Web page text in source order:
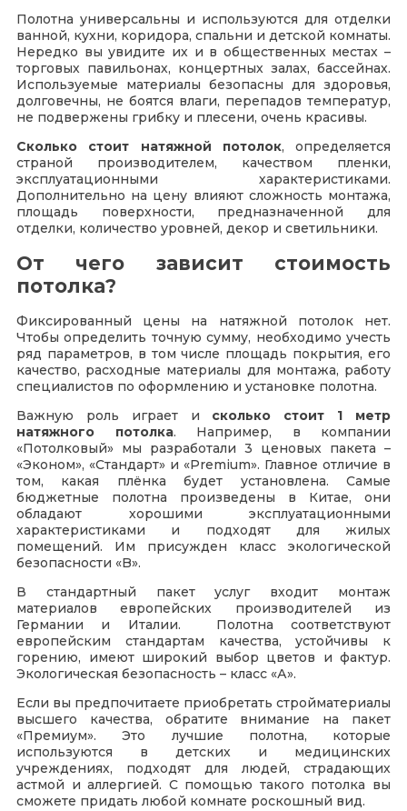
Полотна универсальны и используются для отделки
ванной, кухни, коридора, спальни и детской комнаты.
Нередко вы увидите их и в общественных местах –
торговых павильонах, концертных залах, бассейнах.
Используемые материалы безопасны для здоровья,
долговечны, не боятся влаги, перепадов температур,
не подвержены грибку и плесени, очень красивы.
Сколько стоит натяжной потолок, определяется
страной производителем, качеством пленки,
эксплуатационными характеристиками.
Дополнительно на цену влияют сложность монтажа,
площадь поверхности, предназначенной для
отделки, количество уровней, декор и светильники.
От чего зависит стоимость
потолка?
Фиксированный цены на натяжной потолок нет.
Чтобы определить точную сумму, необходимо учесть
ряд параметров, в том числе площадь покрытия, его
качество, расходные материалы для монтажа, работу
специалистов по оформлению и установке полотна.
Важную роль играет и сколько стоит 1 метр
натяжного потолка. Например, в компании
«Потолковый» мы разработали 3 ценовых пакета –
«Эконом», «Стандарт» и «Premium». Главное отличие в
том, какая плёнка будет установлена. Самые
бюджетные полотна произведены в Китае, они
обладают хорошими эксплуатационными
характеристиками и подходят для жилых
помещений. Им присужден класс экологической
безопасности «B».
В стандартный пакет услуг входит монтаж
материалов европейских производителей из
Германии и Италии. Полотна соответствуют
европейским стандартам качества, устойчивы к
горению, имеют широкий выбор цветов и фактур.
Экологическая безопасность – класс «А».
Если вы предпочитаете приобретать стройматериалы
высшего качества, обратите внимание на пакет
«Премиум». Это лучшие полотна, которые
используются в детских и медицинских
учреждениях, подходят для людей, страдающих
астмой и аллергией. С помощью такого потолка вы
сможете придать любой комнате роскошный вид.